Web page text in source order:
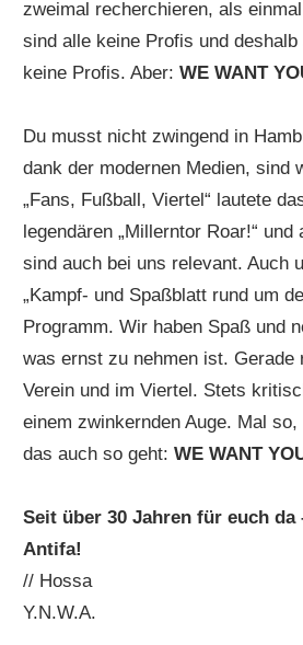
zweimal recherchieren, als
sind alle keine Profis und
keine Profis. Aber:WE WANT
Du musst nicht zwingend in
dank der modernen Medien, sind
„Fans, Fußball, Viertel“ lautete
legendären „Millerntor Roar!“ und
sind auch bei uns relevant. Auch
„Kampf- und Spaßblatt rund um
Programm. Wir haben Spaß und
was ernst zu nehmen ist. Gerade
Verein und im Viertel. Stets
einem zwinkernden Auge. Mal
das auch so geht:WE WANT
Seit über 30 Jahren für euch da
Antifa!
// Hossa
Y.N.W.A.